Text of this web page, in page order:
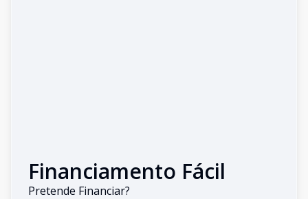
Financiamento Fácil
Pretende Financiar?